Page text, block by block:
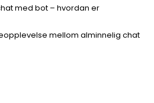
med bot – hvordan er
mellom alminnelig chat